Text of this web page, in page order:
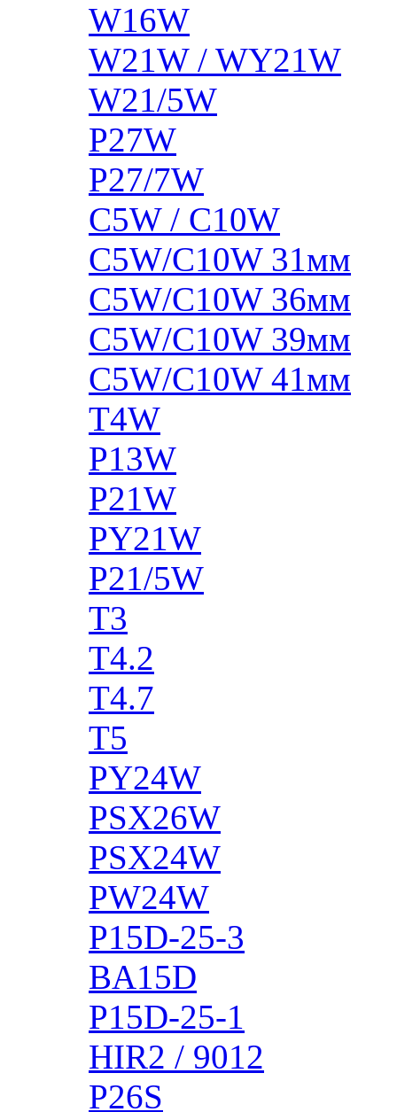
W16W
W21W / WY21W
W21/5W
P27W
P27/7W
C5W / C10W
C5W/C10W 31мм
C5W/C10W 36мм
C5W/C10W 39мм
C5W/C10W 41мм
T4W
P13W
P21W
PY21W
P21/5W
T3
T4.2
T4.7
T5
PY24W
PSX26W
PSX24W
PW24W
P15D-25-3
BA15D
P15D-25-1
HIR2 / 9012
P26S